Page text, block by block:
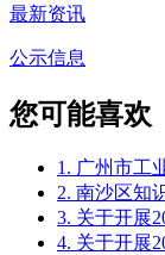
最新资讯
公示信息
您可能喜欢
1. 广州市工
2. 南沙区知
3. 关于开展
4. 关于开展